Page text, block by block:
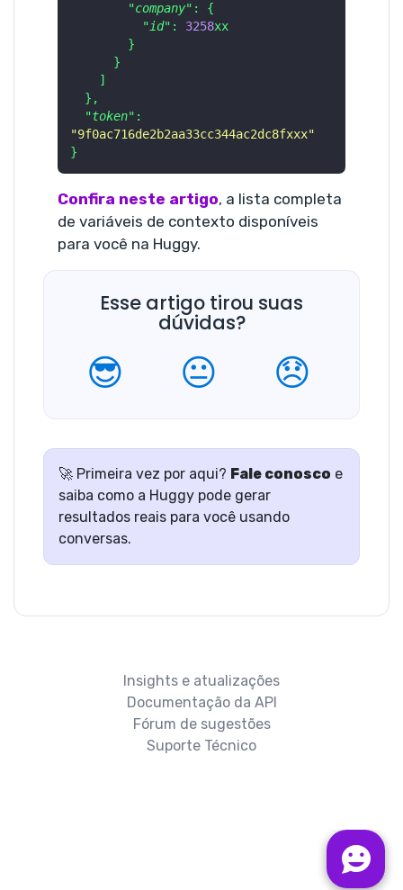
"company" :
{
"id" : 3258xx
}
}
]
} ,
"token" :
"9f0ac716de2b2aa33cc344ac2dc8fxxx"
}
Confira neste artigo, a lista completa
de variáveis de contexto disponíveis
para você na Huggy.
Esse artigo tirou suas
dúvidas?
😎 😐 😞
🚀 Primeira vez por aqui? Fale conosco e
saiba como a Huggy pode gerar
resultados reais para você usando
conversas.
Insights e atualizações
Documentação da API
Fórum de sugestões
Suporte Técnico